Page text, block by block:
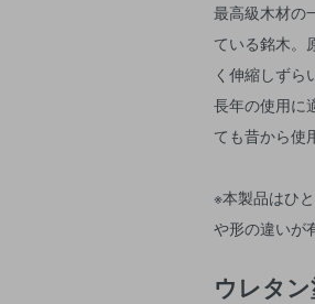
最高級木材の
ている銘木。
く伸縮しずら
長年の使用に
ても昔から使
※本製品はひ
や形の違いが
ウレタ